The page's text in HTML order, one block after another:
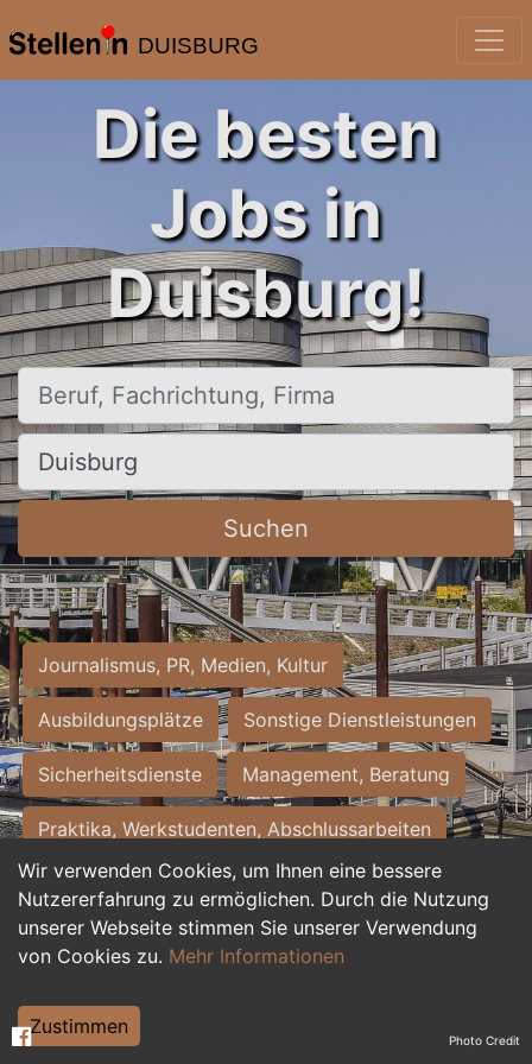
DUISBURG
Wir verwenden Cookies, um Ihnen eine bessere
Nutzererfahrung zu ermöglichen. Durch die Nutzung
unserer Webseite stimmen Sie unserer Verwendung
von Cookies zu. Mehr Informationen
Zustimmen
Die besten
Jobs in
Duisburg!
Beruf, Fachrichtung, Firma
Ort, Stadt
Suchen
Journalismus, PR, Medien, Kultur
Ausbildungsplätze Sonstige Dienstleistungen
Sicherheitsdienste Management, Beratung
Praktika, Werkstudenten, Abschlussarbeiten
Personalwesen Assistenz, Sekretariat
Hilfskräfte, Aushilfs- und Nebenjobs
Weiterbildung, Studium, duale Ausbildung Photo Credit